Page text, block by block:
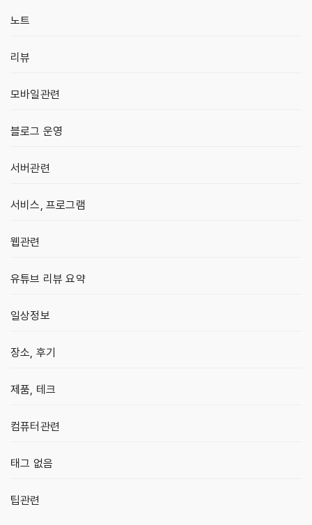
노트
리뷰
모바일관련
블로그 운영
서버관련
서비스, 프로그램
웹관련
유튜브 리뷰 요약
일상정보
장소, 후기
제품, 테크
컴퓨터관련
태그 없음
팁관련